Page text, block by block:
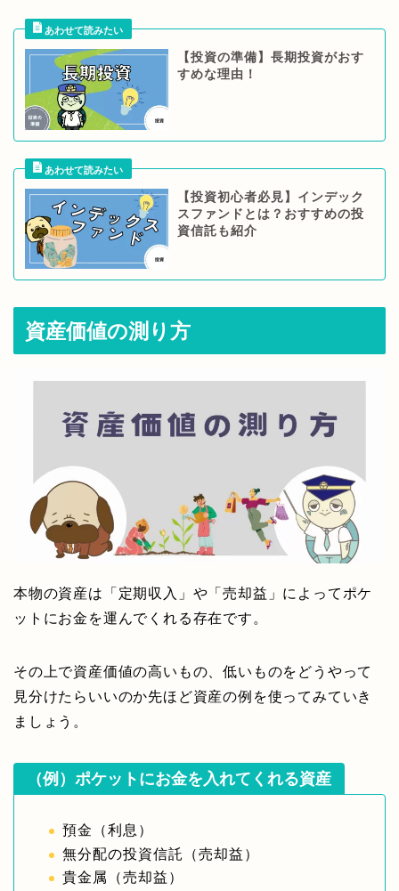
【投資の準備】長期投資がおす
すめな理由！
【投資初心者必見】インデック
スファンドとは？おすすめの投
資信託も紹介
資産価値の測り方
本物の資産は「定期収入」や「売却益」によってポケ
ットにお金を運んでくれる存在です。
その上で資産価値の高いもの、低いものをどうやって
見分けたらいいのか先ほど資産の例を使ってみていき
ましょう。
（例）ポケットにお金を入れてくれる資産
預金（利息）
無分配の投資信託（売却益）
貴金属（売却益）